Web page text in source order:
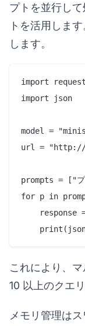
プトを並行し
トを活用しま
します。
import
import json
model =
url = "http://
prompts = ["
for p in
response
これにより、
10 以上のクエ
メモリ管理は